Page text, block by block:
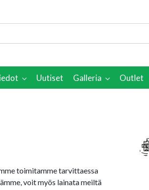
Uutiset Galleria Outlet
toimitamme tarvittaessa
voit myös lainata meiltä